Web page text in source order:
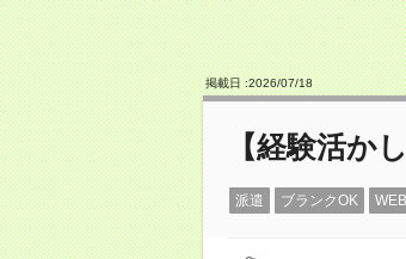
掲載日 :2026/07/18
【経験活か
派遣 ブランクOK